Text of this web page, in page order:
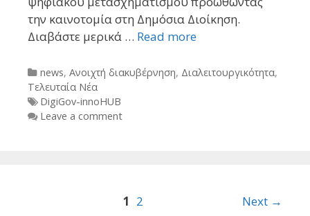
την καινοτομία στη Δημόσια Διοίκηση.
Διαβάστε μερικά … Read more
Categories
news, Ανοιχτή διακυβέρνηση, Διαλειτουργικότητα,
Τελευταία Νέα
Tags
DigiGov-innoHUB
Leave a comment
1 2 Next →